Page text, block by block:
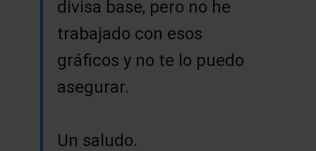
divisa base, pero no he
trabajado con esos
gráficos y no te lo puedo
asegurar.
Un saludo.